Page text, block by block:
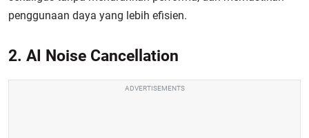
penggunaan daya yang lebih efisien.
2. AI Noise Cancellation
ADVERTISEMENTS